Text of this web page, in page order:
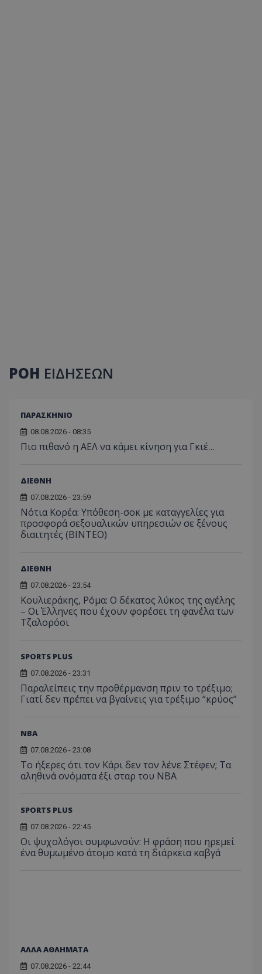
ΡΟΗ ΕΙΔΗΣΕΩΝ
ΠΑΡΑΣΚΗΝΙΟ
08.08.2026 - 08:35
Πιο πιθανό η ΑΕΛ να κάμει κίνηση για Γκιέ…
ΔΙΕΘΝΗ
07.08.2026 - 23:59
Νότια Κορέα: Υπόθεση-σοκ με καταγγελίες για
προσφορά σεξουαλικών υπηρεσιών σε ξένους
διαιτητές (BINTEO)
ΔΙΕΘΝΗ
07.08.2026 - 23:54
Κουλιεράκης, Ρόμα: Ο δέκατος λύκος της αγέλης
– Οι Έλληνες που έχουν φορέσει τη φανέλα των
Τζαλορόσι
SPORTS PLUS
07.08.2026 - 23:31
Παραλείπεις την προθέρμανση πριν το τρέξιμο;
Γιατί δεν πρέπει να βγαίνεις για τρέξιμο “κρύος”
NBA
07.08.2026 - 23:08
Το ήξερες ότι τον Κάρι δεν τον λένε Στέφεν; Τα
αληθινά ονόματα έξι σταρ του NBA
SPORTS PLUS
07.08.2026 - 22:45
Οι ψυχολόγοι συμφωνούν: Η φράση που ηρεμεί
ένα θυμωμένο άτομο κατά τη διάρκεια καβγά
ΑΛΛΑ ΑΘΛΗΜΑΤΑ
07.08.2026 - 22:44